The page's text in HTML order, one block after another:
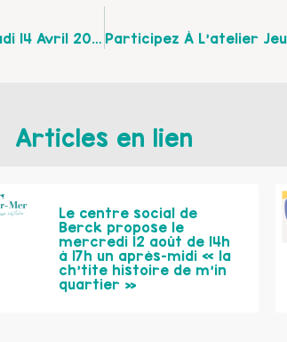
Le DSU Organise Un Atelier Lecture Créative, Le Jeudi 14 Avril 2022 À 9h30
Articles en lien
Le centre social de
Berck propose le
mercredi 12 août de 14h
à 17h un après-midi « la
ch’tite histoire de m’in
quartier »